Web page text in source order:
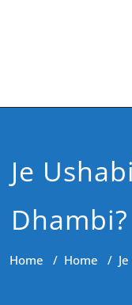
Je
Dhambi?
Home / Home /